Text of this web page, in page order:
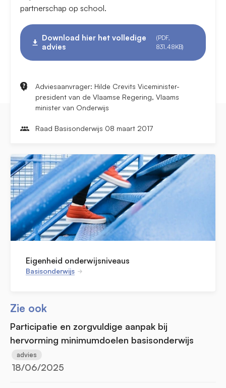
partnerschap op school.
Download hier het volledige
advies
(PDF,
831.48KB)
Adviesaanvrager: Hilde Crevits Viceminister-
president van de Vlaamse Regering, Vlaams
minister van Onderwijs
Raad Basisonderwijs 08 maart 2017
Eigenheid onderwijsniveaus
Basisonderwijs
Zie ook
Participatie en zorgvuldige aanpak bij
hervorming minimumdoelen basisonderwijs
advies
18/06/2025